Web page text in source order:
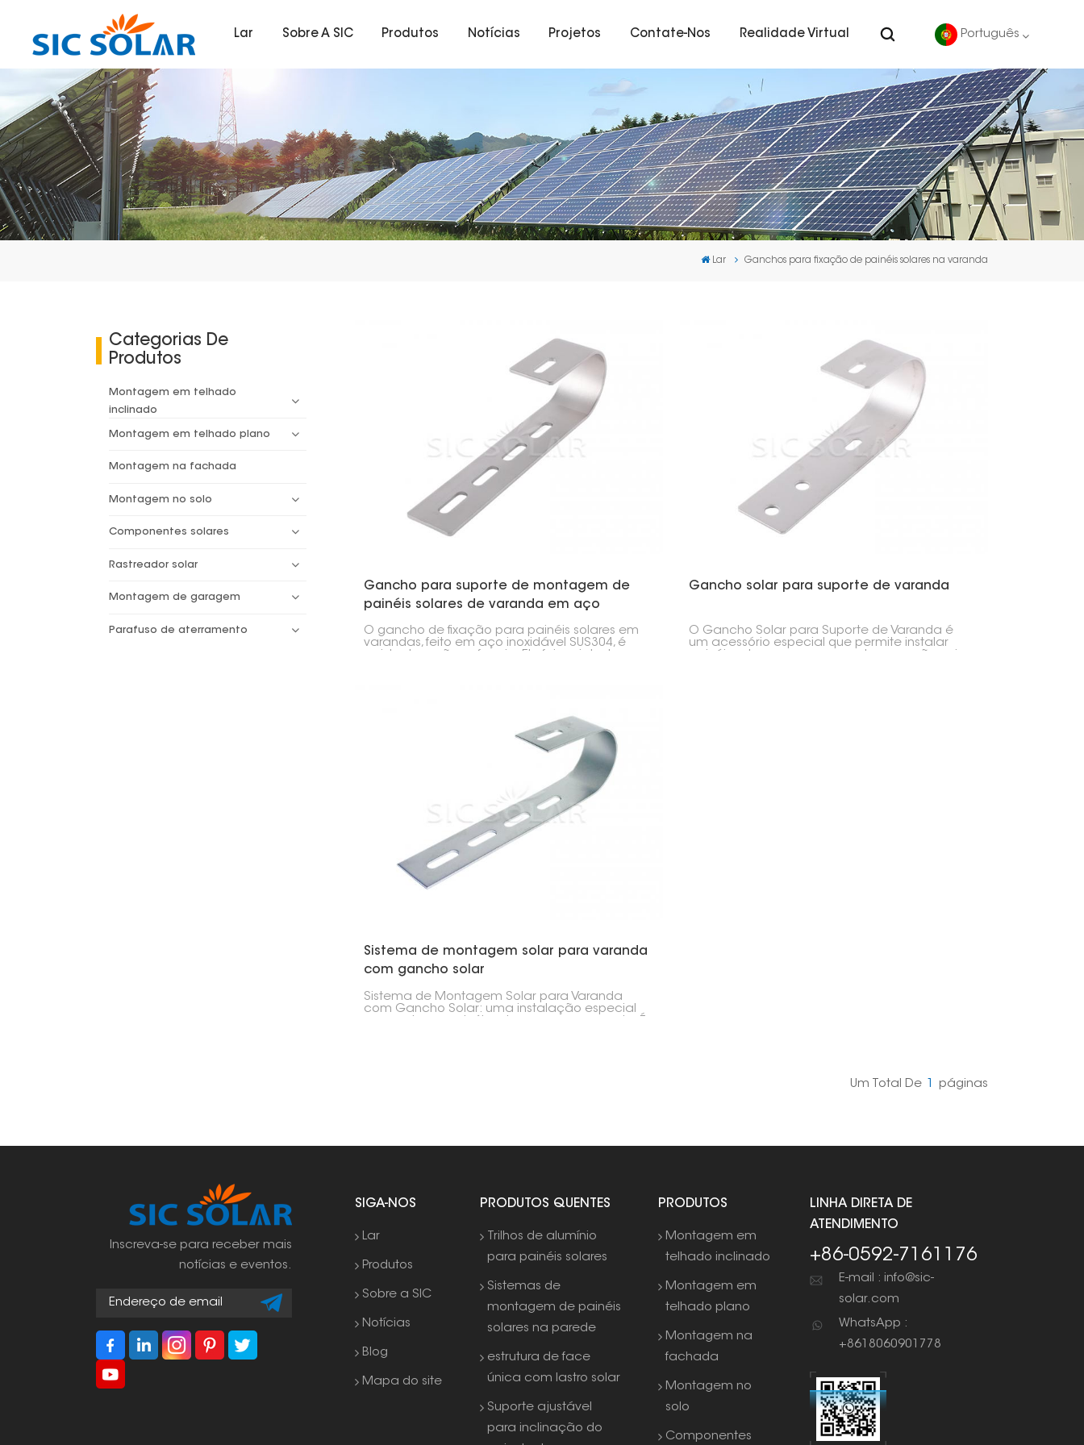
Lar Sobre A SIC Produtos Notícias Projetos Contate-Nos Realidade Virtual Português
English
Deutsch
español
português
Lar Ganchos para fixação de painéis solares na varanda
Categorias De
Produtos
Montagem em telhado
inclinado
Montagem em telhado plano
Montagem na fachada
Montagem no solo
Componentes solares
Rastreador solar
Montagem de garagem
Parafuso de aterramento
Gancho para suporte de montagem de
painéis solares de varanda em aço
inoxidável SUS304
O gancho de fixação para painéis solares em
varandas, feito em aço inoxidável SUS304, é
residências, principalmente em cidades com
pouco espaço disponível nos telhados.
Gancho solar para suporte de varanda
O Gancho Solar para Suporte de Varanda é
um acessório especial que permite instalar
Sistema de montagem solar para varanda
com gancho solar
Sistema de Montagem Solar para Varanda
com Gancho Solar: uma instalação especial
Um Total De 1 Páginas
Inscreva-se para receber mais
notícias e eventos.
SIGA-NOS
Lar
Produtos
Sobre a SIC
Notícias
Blog
Mapa do site
PRODUTOS QUENTES
Trilhos de alumínio
para painéis solares
Sistemas de
montagem de painéis
solares na parede
estrutura de face
única com lastro solar
Suporte ajustável
para inclinação do
PRODUTOS
Montagem em
telhado inclinado
Montagem em
telhado plano
Montagem na
fachada
Montagem no
solo
Componentes
LINHA DIRETA DE
ATENDIMENTO
+86-0592-7161176
E-mail : info@sic-
solar.com
WhatsApp :
+8618060901778